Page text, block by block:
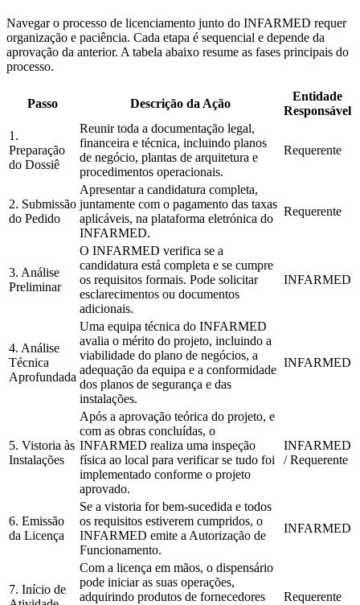
Navegar o processo de licenciamento junto do INFARMED requer
organização e paciência. Cada etapa é sequencial e depende da
aprovação da anterior. A tabela abaixo resume as fases principais do
processo.
Passo Descrição da Ação
Entidade
Responsável
1.
Preparação
do Dossiê
Reunir toda a documentação legal,
financeira e técnica, incluindo planos
de negócio, plantas de arquitetura e
procedimentos operacionais.
Requerente
2. Submissão
do Pedido
Apresentar a candidatura completa,
juntamente com o pagamento das taxas
aplicáveis, na plataforma eletrónica do
INFARMED.
Requerente
3. Análise
Preliminar
O INFARMED verifica se a
candidatura está completa e se cumpre
os requisitos formais. Pode solicitar
esclarecimentos ou documentos
adicionais.
INFARMED
4. Análise
Técnica
Aprofundada
Uma equipa técnica do INFARMED
avalia o mérito do projeto, incluindo a
viabilidade do plano de negócios, a
adequação da equipa e a conformidade
dos planos de segurança e das
instalações.
INFARMED
5. Vistoria às
Instalações
Após a aprovação teórica do projeto, e
com as obras concluídas, o
INFARMED realiza uma inspeção
física ao local para verificar se tudo foi
implementado conforme o projeto
aprovado.
INFARMED
/ Requerente
6. Emissão
da Licença
Se a vistoria for bem-sucedida e todos
os requisitos estiverem cumpridos, o
INFARMED emite a Autorização de
Funcionamento.
INFARMED
7. Início de
Com a licença em mãos, o dispensário
pode iniciar as suas operações,
adquirindo produtos de fornecedores
Requerente